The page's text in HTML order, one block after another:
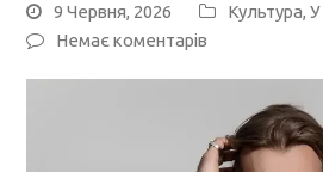
9 Червня, 2026 Культура,У
Немає коментарів